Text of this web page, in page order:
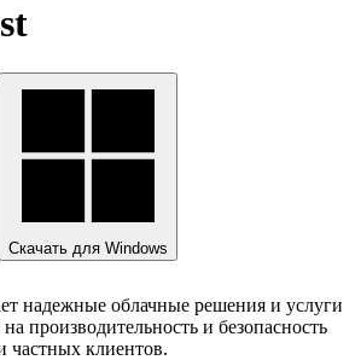
Скачать для Windows
надежные облачные решения и услуги
производительность и безопасность
частных клиентов.